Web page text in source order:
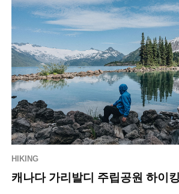
HIKING
캐나다 가리발디 주립공원 하이